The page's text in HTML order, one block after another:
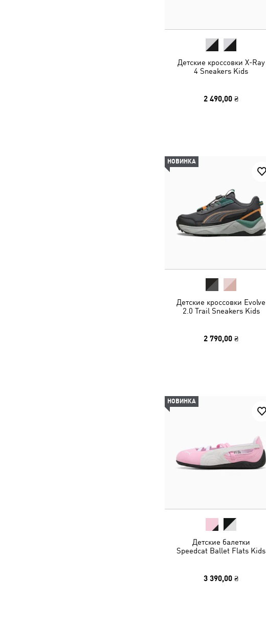
Детские кроссовки X-Ray
4 Sneakers Kids
2 490,00 ₴
НОВИНКА
Детские кроссовки Evolve
2.0 Trail Sneakers Kids
2 790,00 ₴
НОВИНКА
Детские балетки
Speedcat Ballet Flats Kids
3 390,00 ₴